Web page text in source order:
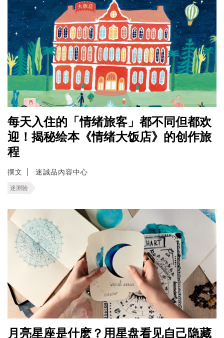
每天入住的「情绪旅客」都不同但都欢
迎！揭秘绘本《情绪大饭店》的创作旅
程
撰文 迷誠品內容中心
迷测验
月亮星座是什麽？用星盘看见自己隐藏